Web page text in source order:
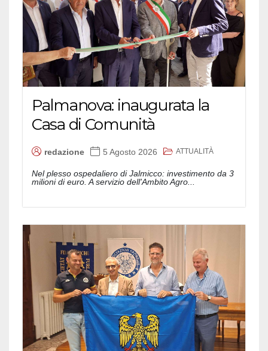
Palmanova: inaugurata la
Casa di Comunità
redazione 5 Agosto 2026 ATTUALITÀ
Nel plesso ospedaliero di Jalmicco: investimento da 3
milioni di euro. A servizio dell'Ambito Agro...